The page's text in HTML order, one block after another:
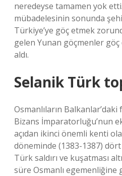
neredeyse tamamen yok
mübadelesinin sonunda
Türkiye’ye göç etmek
gelen Yunan göçmenler
aldı.
Selanik Türk
Osmanlıların
Bizans İmparatorluğu’nun
açıdan ikinci önemli kenti
döneminde (1383-1387)
Türk saldırı ve kuşatması
süre Osmanlı egemenliğine